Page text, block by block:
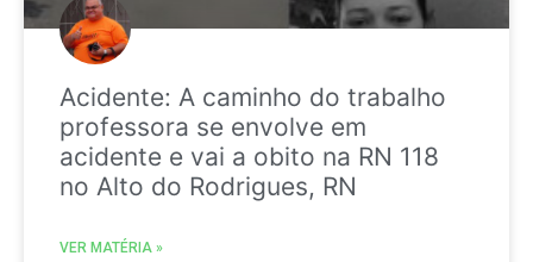
Acidente: A caminho do trabalho
professora se envolve em
acidente e vai a obito na RN 118
no Alto do Rodrigues, RN
VER MATÉRIA »